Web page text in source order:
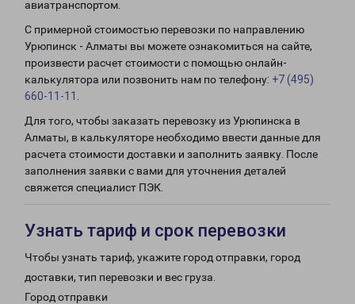
авиатранспортом.
С примерной стоимостью перевозки по направлению
Урюпинск - Алматы вы можете ознакомиться на сайте,
произвести расчет стоимости с помощью онлайн-
калькулятора или позвонить нам по телефону: +7 (495)
660-11-11
Для того, чтобы заказать перевозку из Урюпинска в
Алматы, в калькуляторе необходимо ввести данные для
расчета стоимости доставки и заполнить заявку. После
заполнения заявки с вами для уточнения деталей
свяжется специалист ПЭК.
Узнать тариф и срок перевозки
Чтобы узнать тариф, укажите город отправки, город
доставки, тип перевозки и вес груза.
Город отправки